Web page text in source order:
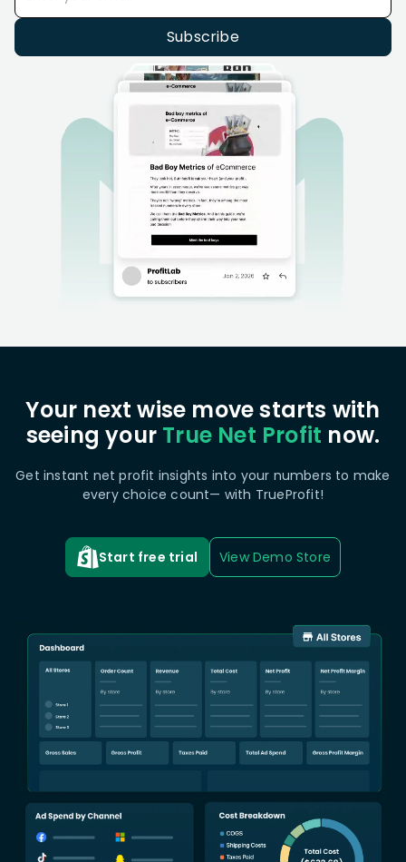
Subscribe
Your next wise move starts with
seeing your True Net Profit now.
Get instant net profit insights into your numbers to make
every choice count— with TrueProfit!
Start free trial View Demo Store